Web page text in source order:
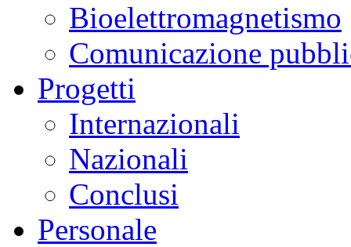
Bioelettromagnetismo
Comunicazione
Progetti
Internazionali
Nazionali
Conclusi
Personale